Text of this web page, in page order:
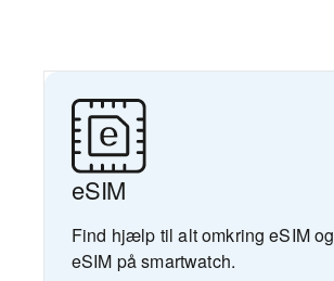
eSIM
Find hjælp til alt omkring eSIM og
eSIM på smartwatch.